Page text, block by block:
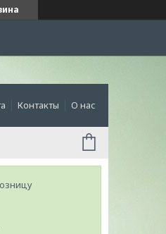
Контакты О нас